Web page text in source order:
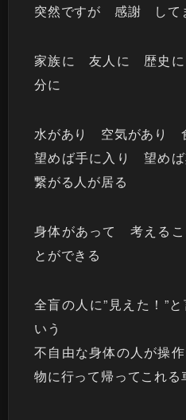
突然ですが 感謝 して
家族に 友人に 歴史
分に
水があり 空気があり
望めば手に入り 望め
繋がる人が居る
身体があって 考える
とができる
全盲の人に”見えた！”
いう
不自由な身体の人が操
物に行って帰ってこれる